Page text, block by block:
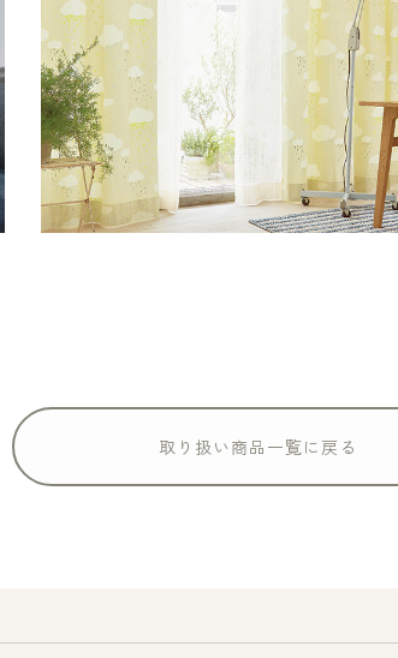
取り扱い商品一覧に戻る